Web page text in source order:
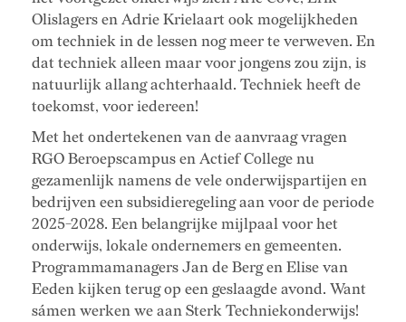
Olislagers en Adrie Krielaart ook mogelijkheden
om techniek in de lessen nog meer te verweven. En
dat techniek alleen maar voor jongens zou zijn, is
natuurlijk allang achterhaald. Techniek heeft de
toekomst, voor iedereen!
Met het ondertekenen van de aanvraag vragen
RGO Beroepscampus en Actief College nu
gezamenlijk namens de vele onderwijspartijen en
bedrijven een subsidieregeling aan voor de periode
2025-2028. Een belangrijke mijlpaal voor het
onderwijs, lokale ondernemers en gemeenten.
Programmamanagers Jan de Berg en Elise van
Eeden kijken terug op een geslaagde avond. Want
sámen werken we aan Sterk Techniekonderwijs!